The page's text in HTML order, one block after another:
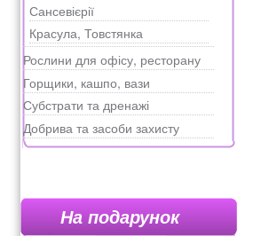
Сансевієрії
Красула, Товстянка
Рослини для офісу, ресторану
Горщики, кашпо, вази
Субстрати та дренажі
Добрива та засоби захисту
На подарунок